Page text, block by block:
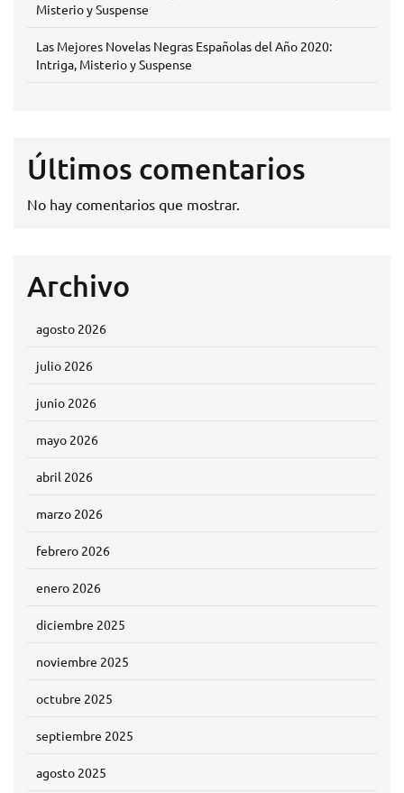
Misterio y Suspense
Las Mejores Novelas Negras Españolas del Año 2020:
Intriga, Misterio y Suspense
Últimos comentarios
No hay comentarios que mostrar.
Archivo
agosto 2026
julio 2026
junio 2026
mayo 2026
abril 2026
marzo 2026
febrero 2026
enero 2026
diciembre 2025
noviembre 2025
octubre 2025
septiembre 2025
agosto 2025